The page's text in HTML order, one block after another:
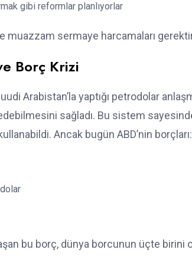
gibi reformlar planlıyorlar
muazzam sermaye harcamaları
Borç Krizi
Arabistan’la yaptığı petrodolar
sağladı. Bu sistem
Ancak bugün ABD’nin borçları:
bu borç, dünya borcunun üçte birini